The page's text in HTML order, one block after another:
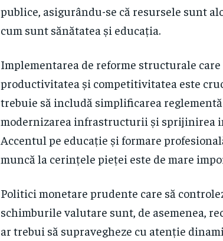
publice, asigurându-se că resursele sunt
cum sunt sănătatea și educația.
Implementarea de reforme structurale
productivitatea și competitivitatea este
trebuie să includă simplificarea
modernizarea infrastructurii și sprijinirea
Accentul pe educație și formare
muncă la cerințele pieței este de mare
Politici monetare prudente care să
schimburile valutare sunt, de asemenea,
ar trebui să supravegheze cu atenție